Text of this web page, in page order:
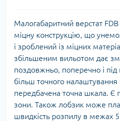
Малогабаритний верстат
міцну конструкцію, що
і зроблений із міцних
збільшеним вильотом дає
поздовжньо, поперечно і
більш точного налаштування
передбачена точна шкала. Є
зони. Також лобзик може
швидкість розпилу в межах